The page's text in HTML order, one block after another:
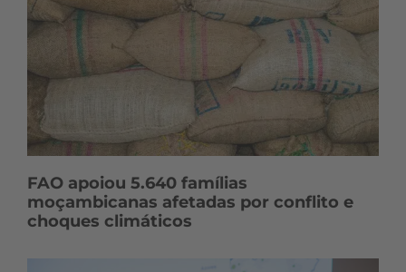
FAO apoiou 5.640 famílias
moçambicanas afetadas por conflito e
choques climáticos